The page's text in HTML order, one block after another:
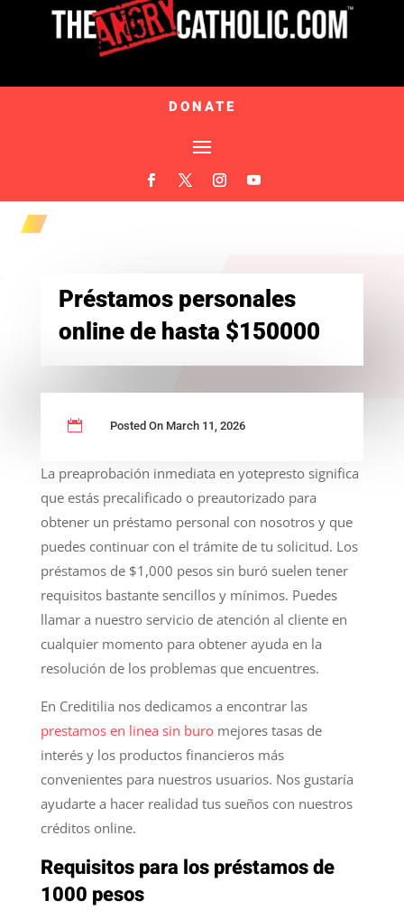
DONATE
Préstamos personales
online de hasta $150000
 Posted On March 11, 2026
La preaprobación inmediata en yotepresto significa
que estás precalificado o preautorizado para
obtener un préstamo personal con nosotros y que
puedes continuar con el trámite de tu solicitud. Los
préstamos de $1,000 pesos sin buró suelen tener
requisitos bastante sencillos y mínimos. Puedes
llamar a nuestro servicio de atención al cliente en
cualquier momento para obtener ayuda en la
resolución de los problemas que encuentres.
En Creditilia nos dedicamos a encontrar las
prestamos en linea sin buromejores tasas de
interés y los productos financieros más
convenientes para nuestros usuarios. Nos gustaría
ayudarte a hacer realidad tus sueños con nuestros
créditos online.
Requisitos para los préstamos de
1000 pesos